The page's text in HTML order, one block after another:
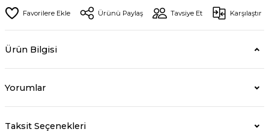
Ürünü Paylaş Tavsiye Et Karşılaştır
Ürün Bilgisi
Yorumlar
Taksit Seçenekleri